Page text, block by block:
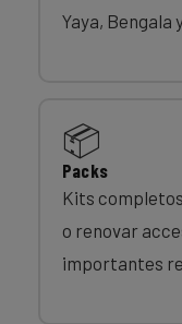
Yaya, Bengala
📦
Packs
Kits
o renovar
importantes